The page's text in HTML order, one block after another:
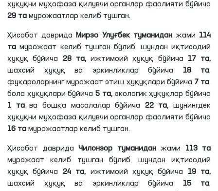
ҳуқуқни муҳофаза қилувчи органлар фаолияти бўйича
29 та мурожаатлар келиб тушган.
Ҳисобот давридаМирзо Улуғбек туманиданжами 114
та мурожаат келиб тушган бўлиб, шундан иқтисодий
ҳуқуқ бўйича 28 та, ижтимоий ҳуқуқ бўйича 17 та,
шахсий ҳуқуқ ва эркинликлар бўйича 18 та,
фуқароларнинг мурожаат этиш ҳуқуқлари бўйича 7 та,
бола ҳуқуқлари бўйича5 та, экологик ҳуқуқлар бўйича
1 тава бошқа масалалар бўйича 22 та, шунингдек
ҳуқуқни муҳофаза қилувчи органлар фаолияти бўйича
16 та мурожаатлар келиб тушган.
Ҳисобот даврида Чилонзор туманиданжами 113 та
мурожаат келиб тушган бўлиб, шундан иқтисодий
ҳуқуқ бўйича 24 та, ижтимоий ҳуқуқ бўйича 19 та,
шахсий ҳуқуқ ва эркинликлар бўйича 15 та,